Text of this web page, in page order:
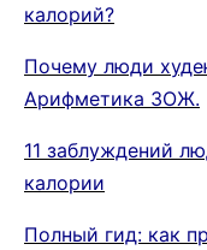
калорий?
Почему люди
Арифметика ЗОЖ.
11 заблуждений
калории
Полный гид: как